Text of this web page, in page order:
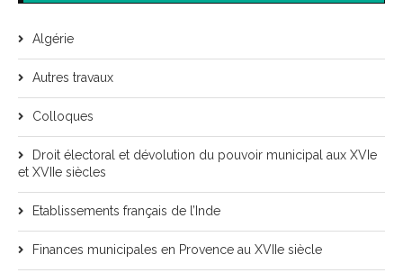
Algérie
Autres travaux
Colloques
Droit électoral et dévolution du pouvoir municipal aux XVIe
et XVIIe siècles
Etablissements français de l’Inde
Finances municipales en Provence au XVIIe siècle